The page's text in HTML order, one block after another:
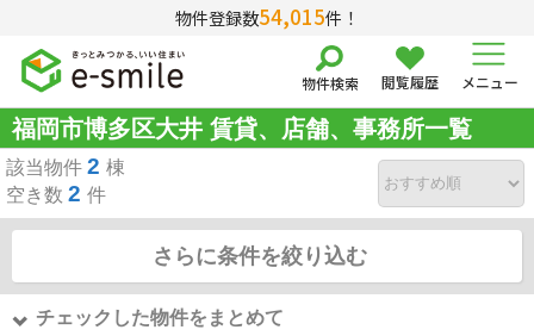
物件登録数54,015件！
物件検索 閲覧履歴 メニュー
福岡市博多区大井 賃貸、店舗、事務所一覧
該当物件 2 棟
空き数 2 件
さらに条件を絞り込む
チェックした物件をまとめて